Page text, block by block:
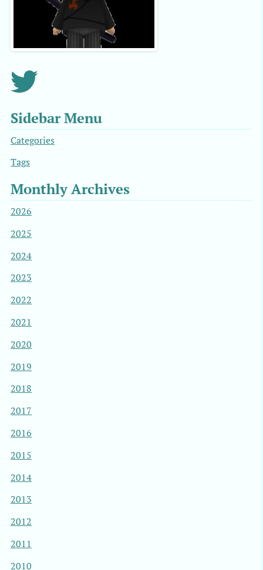
Sidebar Menu
Categories
Tags
Monthly Archives
2026
2025
2024
2023
2022
2021
2020
2019
2018
2017
2016
2015
2014
2013
2012
2011
2010